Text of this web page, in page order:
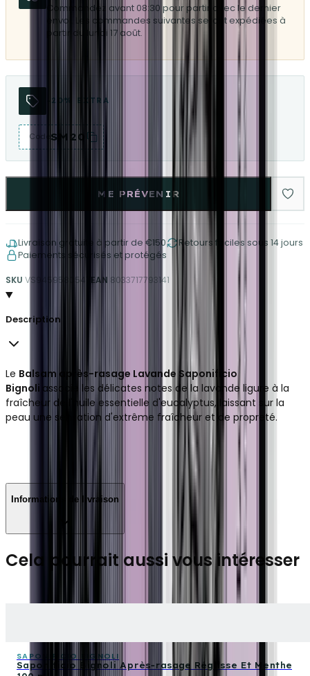
Commandez avant 08:30 pour partir avec le dernier
envoi. Les commandes suivantes seront expédiées à
partir du lundi 17 août.
-20% EXTRA
Code SM20
ME PRÉVENIR
Livraison gratuite à partir de €150
Retours faciles sous 14 jours
Paiements sécurisés et protégés
SKU VS9459580547 EAN 8033717793141
Description
Le Balsam après-rasage Lavande Saponificio
Bignoli associe les délicates notes de la lavande ligure à la
fraîcheur de l'huile essentielle d'eucalyptus, laissant sur la
peau une sensation d'extrême fraîcheur et de propreté.
Informations de livraison
Cela pourrait aussi vous intéresser
SAPONIFICIO BIGNOLI
Saponificio Bignoli Après-rasage Réglisse Et Menthe